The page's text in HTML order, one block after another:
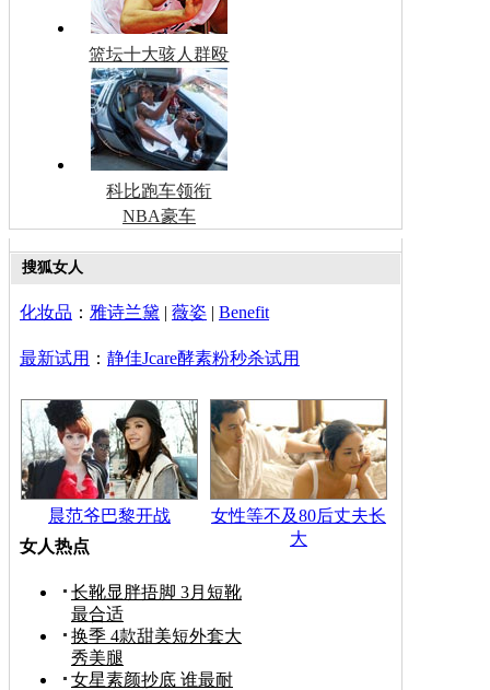
篮坛十大骇人群殴
科比跑车领衔
NBA豪车
搜狐女人
化妆品 ： 雅诗兰黛 | 薇姿 | Benefit
最新试用 ： 静佳Jcare酵素粉秒杀试用
晨范爷巴黎开战
女性等不及80后丈夫长
大
女人热点
长靴显胖捂脚 3月短靴
最合适
换季 4款甜美短外套大
秀美腿
女星素颜抄底 谁最耐